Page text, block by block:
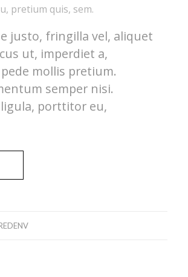
pretium quis, sem.
justo, fringilla vel, aliquet
ut, imperdiet a,
mollis pretium.
semper nisi.
porttitor eu,